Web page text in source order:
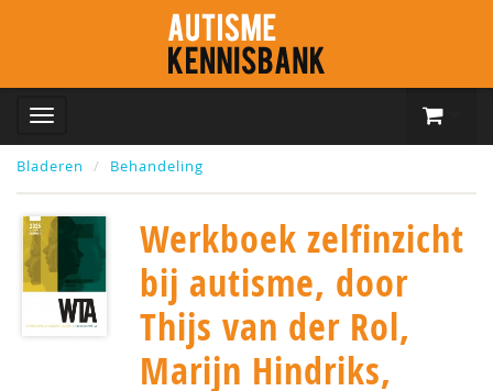
Bladeren Behandeling
Werkboek zelfinzicht
bij autisme, door
Thijs van der Rol,
Marijn Hindriks,